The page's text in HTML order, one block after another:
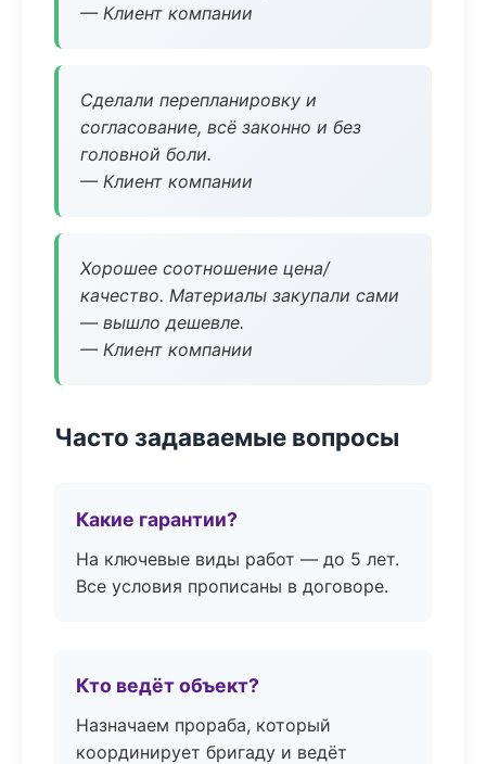
— Клиент компании
Сделали перепланировку и
согласование, всё законно и без
головной боли.
— Клиент компании
Хорошее соотношение цена/
качество. Материалы закупали сами
— вышло дешевле.
— Клиент компании
Часто задаваемые вопросы
Какие гарантии?
На ключевые виды работ — до 5 лет.
Все условия прописаны в договоре.
Кто ведёт объект?
Назначаем прораба, который
координирует бригаду и ведёт